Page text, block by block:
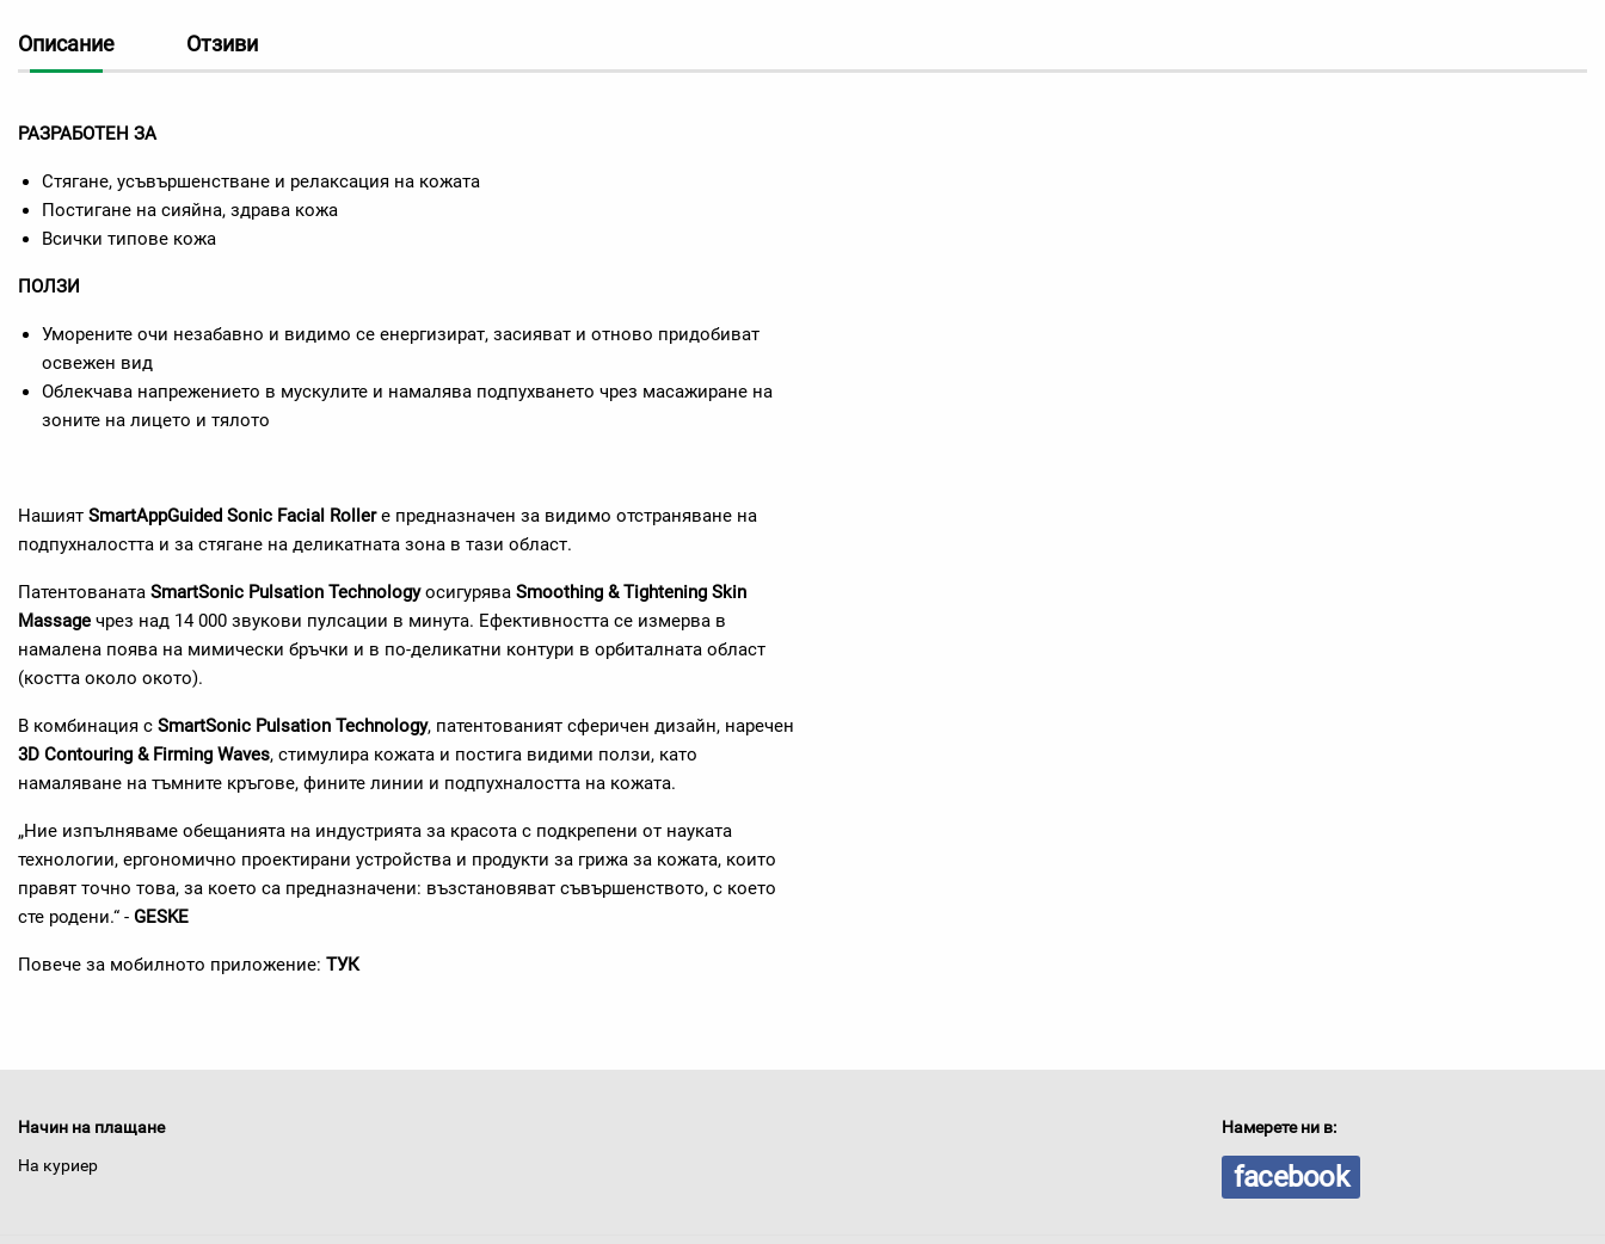
Описание Отзиви
РАЗРАБОТЕН ЗА
Стягане, усъвършенстване и релаксация на кожата
Постигане на сияйна, здрава кожа
Всички типове кожа
ПОЛЗИ
Уморените очи незабавно и видимо се енергизират, засияват и отново придобиват
освежен вид
Облекчава напрежението в мускулите и намалява подпухването чрез масажиране на
зоните на лицето и тялото
Нашият SmartAppGuided Sonic Facial Rollerе предназначен за видимо отстраняване на
подпухналостта и за стягане на деликатната зона в тази област.
Патентованата SmartSonic Pulsation Technologyосигурява Smoothing & Tightening Skin
Massage чрез над 14 000 звукови пулсации в минута. Ефективността се измерва в
намалена поява на мимически бръчки и в по-деликатни контури в орбиталната област
(костта около окото).
В комбинация с SmartSonic Pulsation Technology, патентованият сферичен дизайн, наречен
3D Contouring & Firming Waves, стимулира кожата и постига видими ползи, като
намаляване на тъмните кръгове, фините линии и подпухналостта на кожата.
„Ние изпълняваме обещанията на индустрията за красота с подкрепени от науката
технологии, ергономично проектирани устройства и продукти за грижа за кожата, които
правят точно това, за което са предназначени: възстановяват съвършенството, с което
сте родени.“ - GESKE
Повече за мобилното приложение: ТУК
Начин на плащане
На куриер
Намерете ни в:
facebook